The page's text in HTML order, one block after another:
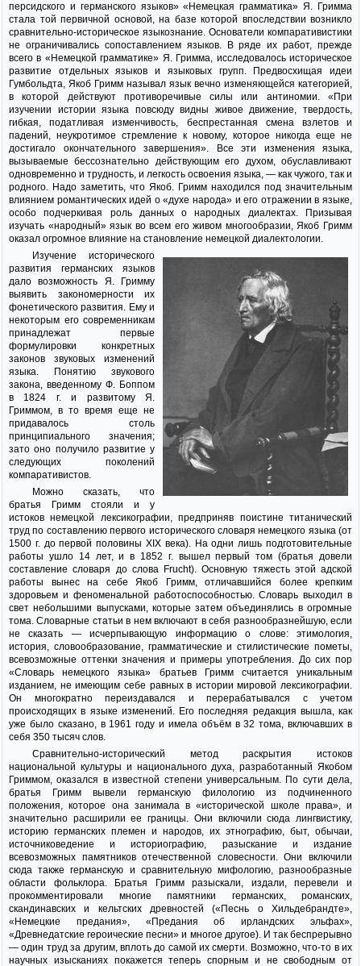
персидского и германского языков» «Немецкая грамматика» Я. Гримма
стала той первичной основой, на базе которой впоследствии возникло
сравнительно-историческое языкознание. Основатели компаративистики
не ограничивались сопоставлением языков. В ряде их работ, прежде
всего в «Немецкой грамматике» Я. Гримма, исследовалось историческое
развитие отдельных языков и языковых групп. Предвосхищая идеи
Гумбольдта, Якоб Гримм называл язык вечно изменяющейся категорией,
в которой действуют противоречивые силы или антиномии. «При
изучении истории языка повсюду видны живое движение, твердость,
гибкая, податливая изменчивость, беспрестанная смена взлетов и
падений, неукротимое стремление к новому, которое никогда еще не
достигало окончательного завершения». Все эти изменения языка,
вызываемые бессознательно действующим его духом, обуславливают
одновременно и трудность, и легкость освоения языка, — как чужого, так и
родного. Надо заметить, что Якоб. Гримм находился под значительным
влиянием романтических идей о «духе народа» и его отражении в языке,
особо подчеркивая роль данных о народных диалектах. Призывая
изучать «народный» язык во всем его живом многообразии, Якоб Гримм
оказал огромное влияние на становление немецкой диалектологии.
Изучение исторического
развития германских языков
дало возможность Я. Гримму
выявить закономерности их
фонетического развития. Ему и
некоторым его современникам
принадлежат первые
формулировки конкретных
законов звуковых изменений
языка. Понятию звукового
закона, введенному Ф. Боппом
в 1824 г. и развитому Я.
Гриммом, в то время еще не
придавалось столь
принципиального значения;
зато оно получило развитие у
следующих поколений
компаративистов.
Можно сказать, что
братья Гримм стояли и у
истоков немецкой лексикографии, предприняв поистине титанический
труд по составлению первого исторического словаря немецкого языка (от
1500 г. до первой половины XIX века). На одни лишь подготовительные
работы ушло 14 лет, и в 1852 г. вышел первый том (братья довели
составление словаря до слова Frucht). Основную тяжесть этой адской
работы вынес на себе Якоб Гримм, отличавшийся более крепким
здоровьем и феноменальной работоспособностью. Словарь выходил в
свет небольшими выпусками, которые затем объединялись в огромные
тома. Словарные статьи в нем включают в себя разнообразнейшую, если
не сказать — исчерпывающую информацию о слове: этимология,
история, словообразование, грамматические и стилистические пометы,
всевозможные оттенки значения и примеры употребления. До сих пор
«Словарь немецкого языка» братьев Гримм считается уникальным
изданием, не имеющим себе равных в истории мировой лексикографии.
Он многократно переиздавался и перерабатывался с учетом
происходящих в языке изменений. Его последняя редакция вышла, как
уже было сказано, в 1961 году и имела объём в 32 тома, включавших в
себя 350 тысяч слов.
Сравнительно-исторический метод раскрытия истоков
национальной культуры и национального духа, разработанный Якобом
Гриммом, оказался в известной степени универсальным. По сути дела,
братья Гримм вывели германскую филологию из подчиненного
положения, которое она занимала в «исторической школе права», и
значительно расширили ее границы. Они включили сюда лингвистику,
историю германских племен и народов, их этнографию, быт, обычаи,
источниковедение и историографию, разыскание и издание
всевозможных памятников отечественной словесности. Они включили
сюда также германскую и сравнительную мифологию, разнообразные
области фольклора. Братья Гримм разыскали, издали, перевели и
прокомментировали многие памятники германских, романских,
скандинавских и кельтских древностей («Песнь о Хильдебрандте»,
«Немецкие предания», «Предания об ирландских эльфах»,
«Древнедатские героические песни» и многое другое). И так беспрерывно
— один труд за другим, вплоть до самой их смерти. Возможно, что-то в их
научных изысканиях покажется теперь спорным и не свободным от